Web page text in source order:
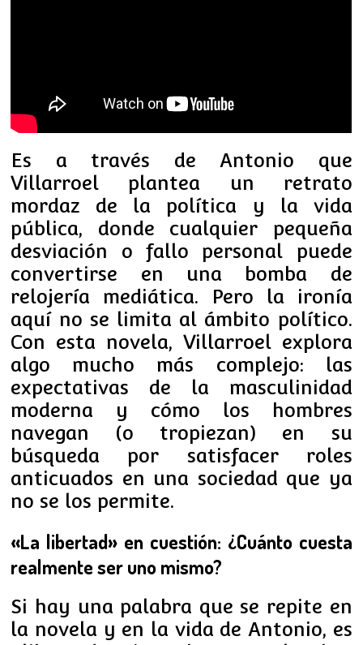
Es a través de Antonio que
Villarroel plantea un retrato
mordaz de la política y la vida
pública, donde cualquier pequeña
desviación o fallo personal puede
convertirse en una bomba de
relojería mediática. Pero la ironía
aquí no se limita al ámbito político.
Con esta novela, Villarroel explora
algo mucho más complejo: las
expectativas de la masculinidad
moderna y cómo los hombres
navegan (o tropiezan) en su
búsqueda por satisfacer roles
anticuados en una sociedad que ya
no se los permite.
«La libertad» en cuestión: ¿Cuánto cuesta
realmente ser uno mismo?
Si hay una palabra que se repite en
la novela y en la vida de Antonio, es